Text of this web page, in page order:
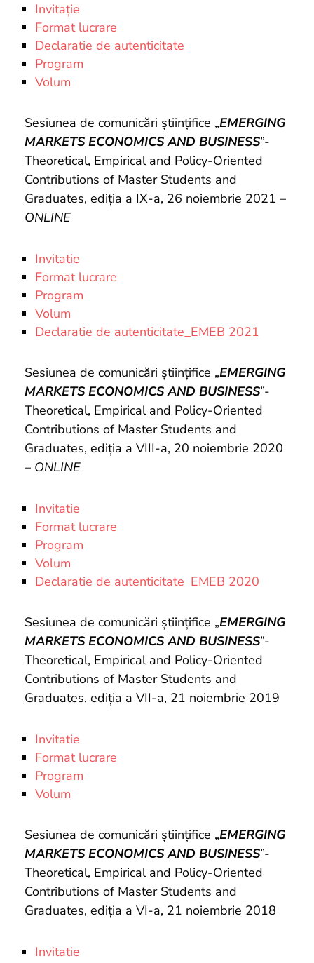
Invitație
Format lucrare
Declaratie de autenticitate
Program
Volum
Sesiunea de comunicări științifice „EMERGING
MARKETS ECONOMICS AND BUSINESS”-
Theoretical, Empirical and Policy-Oriented
Contributions of Master Students and
Graduates, ediția a IX-a, 26 noiembrie 2021 –
ONLINE
Invitatie
Format lucrare
Program
Volum
Declaratie de autenticitate_EMEB 2021
Sesiunea de comunicări științifice „EMERGING
MARKETS ECONOMICS AND BUSINESS”-
Theoretical, Empirical and Policy-Oriented
Contributions of Master Students and
Graduates, ediția a VIII-a, 20 noiembrie 2020
– ONLINE
Invitatie
Format lucrare
Program
Volum
Declaratie de autenticitate_EMEB 2020
Sesiunea de comunicări științifice „EMERGING
MARKETS ECONOMICS AND BUSINESS”-
Theoretical, Empirical and Policy-Oriented
Contributions of Master Students and
Graduates, ediția a VII-a, 21 noiembrie 2019
Invitatie
Format lucrare
Program
Volum
Sesiunea de comunicări științifice „EMERGING
MARKETS ECONOMICS AND BUSINESS”-
Theoretical, Empirical and Policy-Oriented
Contributions of Master Students and
Graduates, ediția a VI-a, 21 noiembrie 2018
Invitatie